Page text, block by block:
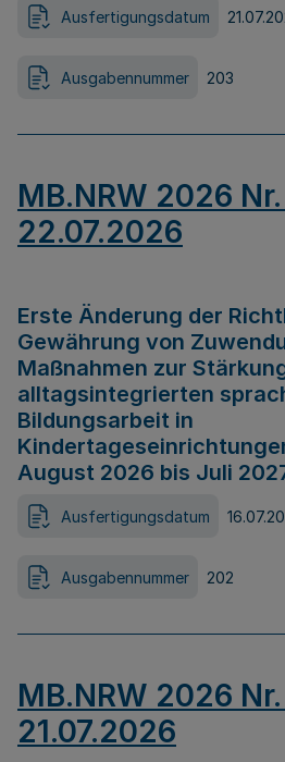
Ausfertigungsdatum
Ausgabennummer 203
MB.NRW 2026
22.07.2026
Erste Änderung der
Gewährung von
Maßnahmen zur
alltagsintegrierten
Bildungsarbeit in
August 2026 bis Juli
Ausfertigungsdatum
Ausgabennummer 202
MB.NRW 2026
21.07.2026